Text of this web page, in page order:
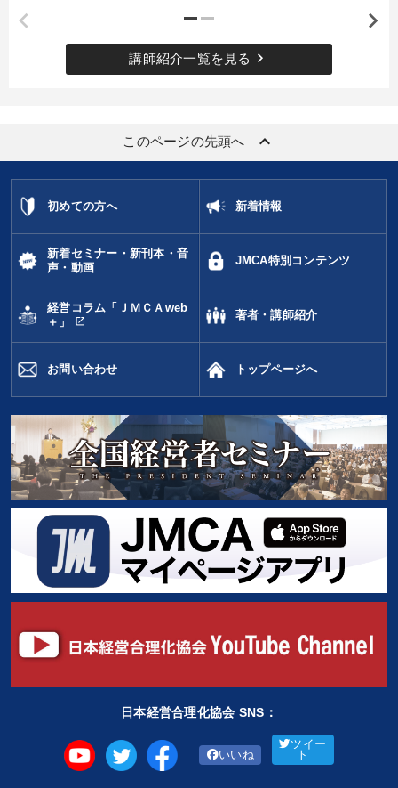
講師紹介一覧を見る keyboard_arrow_right
このページの先頭へ keyboard_arrow_up
初めての方へ 新着情報
新着セミナー・新刊本・音
声・動画
JMCA特別コンテンツ
経営コラム「ＪＭＣＡweb
＋」
open_in_new
著者・講師紹介
お問い合わせ トップページへ
日本経営合理化協会 SNS：
いいね
ツイー
ト